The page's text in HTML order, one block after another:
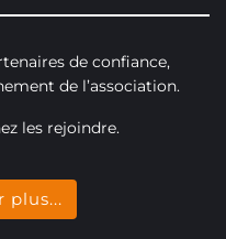
de confiance,
de l’association.
les rejoindre.
plus...